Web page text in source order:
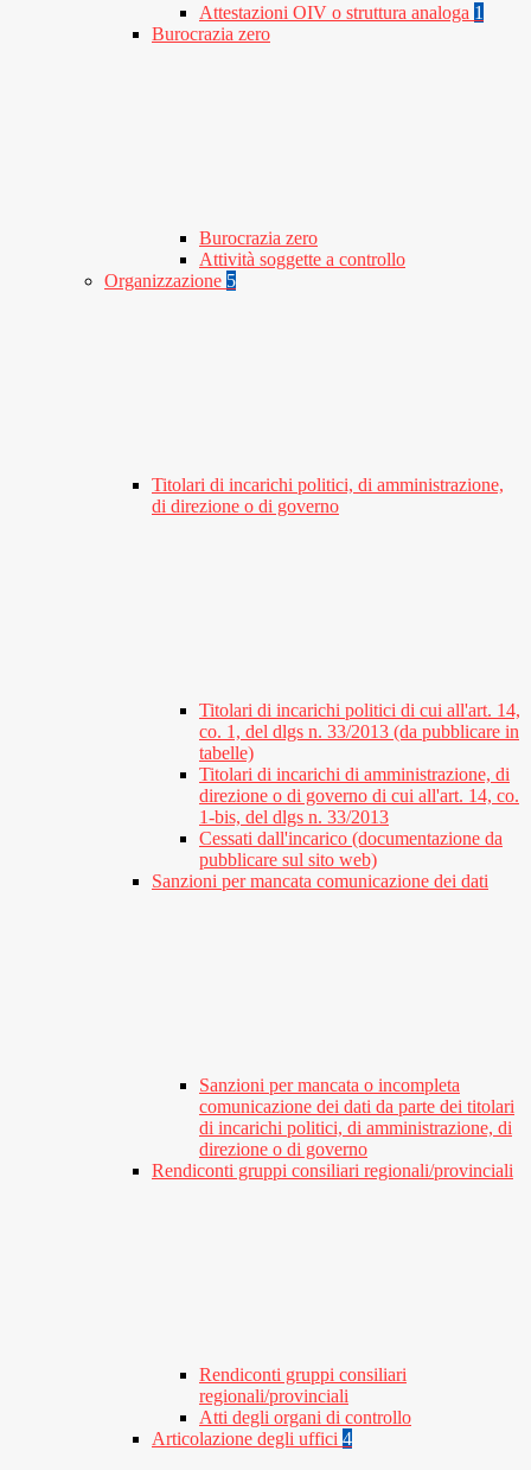
Attestazioni OIV o struttura analoga 1
Burocrazia zero
Burocrazia zero
Attività soggette a controllo
Organizzazione 5
Titolari di incarichi politici, di amministrazione,
di direzione o di governo
Titolari di incarichi politici di cui all'art. 14,
co. 1, del dlgs n. 33/2013 (da pubblicare in
tabelle)
Titolari di incarichi di amministrazione, di
direzione o di governo di cui all'art. 14, co.
1-bis, del dlgs n. 33/2013
Cessati dall'incarico (documentazione da
pubblicare sul sito web)
Sanzioni per mancata comunicazione dei dati
Sanzioni per mancata o incompleta
comunicazione dei dati da parte dei titolari
di incarichi politici, di amministrazione, di
direzione o di governo
Rendiconti gruppi consiliari regionali/provinciali
Rendiconti gruppi consiliari
regionali/provinciali
Atti degli organi di controllo
Articolazione degli uffici 4